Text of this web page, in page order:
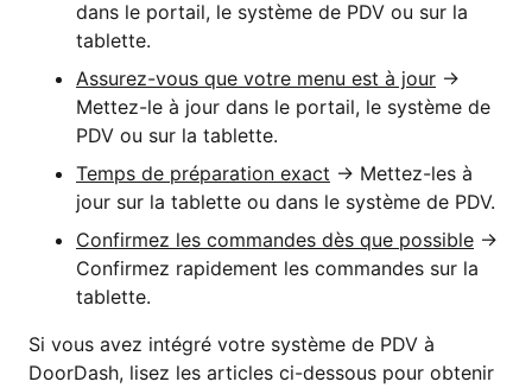
dans le portail, le système de PDV ou sur la
tablette.
Assurez-vous que votre menu est à jour →
Mettez-le à jour dans le portail, le système de
PDV ou sur la tablette.
Temps de préparation exact → Mettez-les à
jour sur la tablette ou dans le système de PDV.
Confirmez les commandes dès que possible →
Confirmez rapidement les commandes sur la
tablette.
Si vous avez intégré votre système de PDV à
DoorDash, lisez les articles ci-dessous pour obtenir